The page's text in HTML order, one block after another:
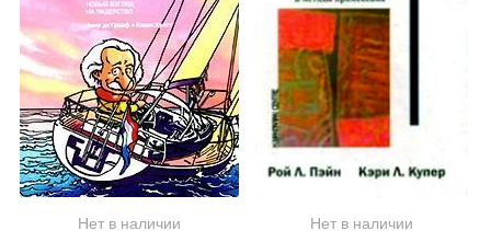
Нет в наличии
Нет в наличии